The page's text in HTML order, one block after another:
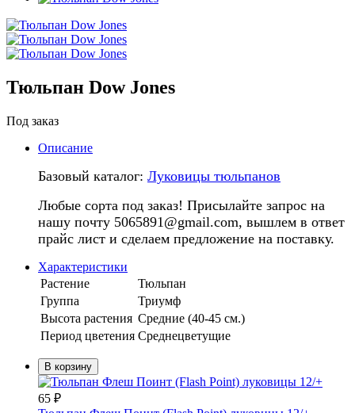
Тюльпан Dow Jones
Под заказ
Описание
Базовый каталог: Луковицы тюльпанов
Любые сорта под заказ! Присылайте запрос на
нашу почту 5065891@gmail.com, вышлем в ответ
прайс лист и сделаем предложение на поставку.
Характеристики
Растение
Тюльпан
Группа
Триумф
Высота растения Средние (40-45 см.)
Период цветения Среднецветущие
В корзину
65 ₽